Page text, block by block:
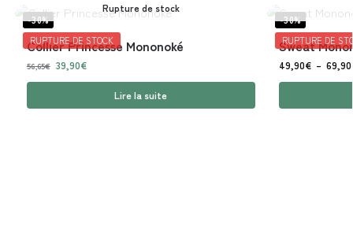
-30%
RUPTURE DE STOCK
Rupture de stock
Collier Princesse Mononoké
56,65€ 39,90€
Lire la suite
-30%
RUPTURE DE
Sweat
49,90€ – 69,90